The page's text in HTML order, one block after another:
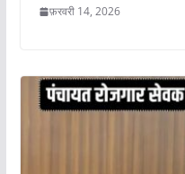
फ़रवरी 14, 2026